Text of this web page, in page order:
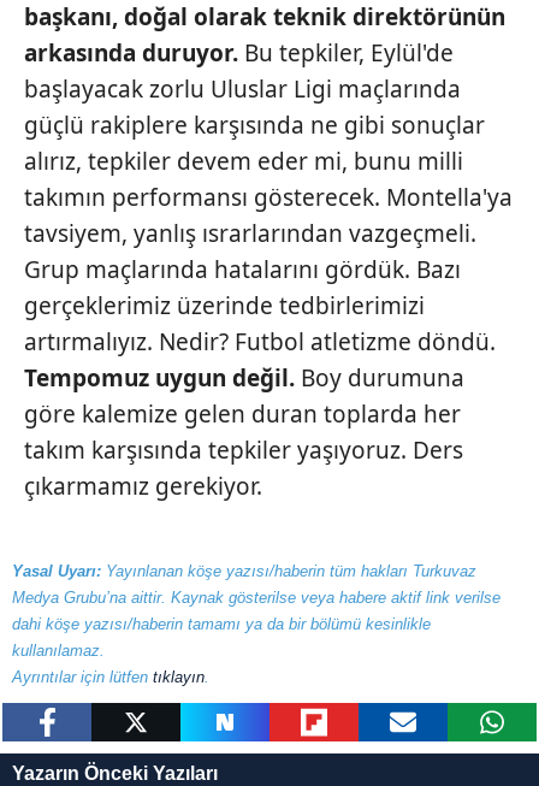
başkanı, doğal olarak teknik direktörünün
arkasında duruyor. Bu tepkiler, Eylül'de
başlayacak zorlu Uluslar Ligi maçlarında
güçlü rakiplere karşısında ne gibi sonuçlar
alırız, tepkiler devem eder mi, bunu milli
takımın performansı gösterecek. Montella'ya
tavsiyem, yanlış ısrarlarından vazgeçmeli.
Grup maçlarında hatalarını gördük. Bazı
gerçeklerimiz üzerinde tedbirlerimizi
artırmalıyız. Nedir? Futbol atletizme döndü.
Tempomuz uygun değil. Boy durumuna
göre kalemize gelen duran toplarda her
takım karşısında tepkiler yaşıyoruz. Ders
çıkarmamız gerekiyor.
Yasal Uyarı: Yayınlanan köşe yazısı/haberin tüm hakları Turkuvaz
Medya Grubu’na aittir. Kaynak gösterilse veya habere aktif link verilse
dahi köşe yazısı/haberin tamamı ya da bir bölümü kesinlikle
kullanılamaz.
Ayrıntılar için lütfen tıklayın.
paylaş tweetle
Yazarın Önceki Yazıları